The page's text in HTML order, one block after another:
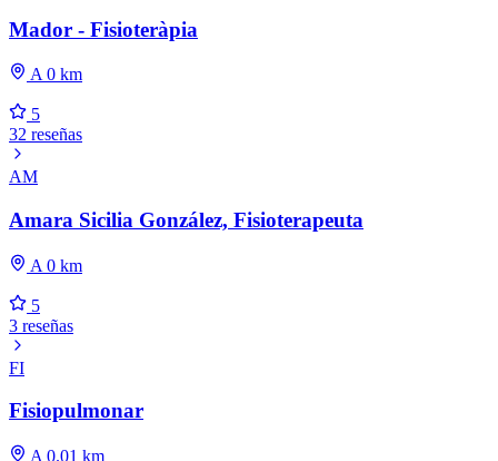
Mador - Fisioteràpia
A 0 km
5
32 reseñas
AM
Amara Sicilia González, Fisioterapeuta
A 0 km
5
3 reseñas
FI
Fisiopulmonar
A 0.01 km